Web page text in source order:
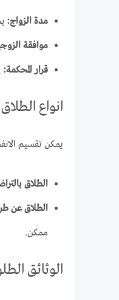
مدة الزواج:
موافقة
قرار المحكمة:
انواع الطلاق
يمكن تقسيم
الطلاق
الطلاق عن
ممكن.
الوثائق